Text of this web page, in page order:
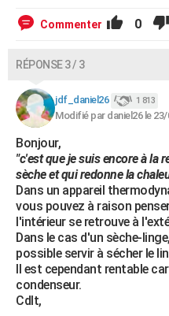
Commenter 0
RÉPONSE 3 / 3
jdf_daniel26 1 813
Modifié par daniel26 le 23/
Bonjour,
"c'est que je suis encore à la
sèche et qui redonne la
Dans un appareil
vous pouvez à raison
l'intérieur se retrouve à
Dans le cas d'un sèche-
possible servir à sécher le
Il est cependant rentable
condenseur.
Cdlt,